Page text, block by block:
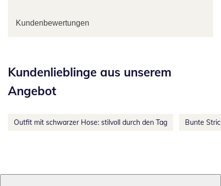
Kundenbewertungen
Kundenlieblinge aus unserem
Angebot
Outfit mit schwarzer Hose: stilvoll durch den Tag Bunte